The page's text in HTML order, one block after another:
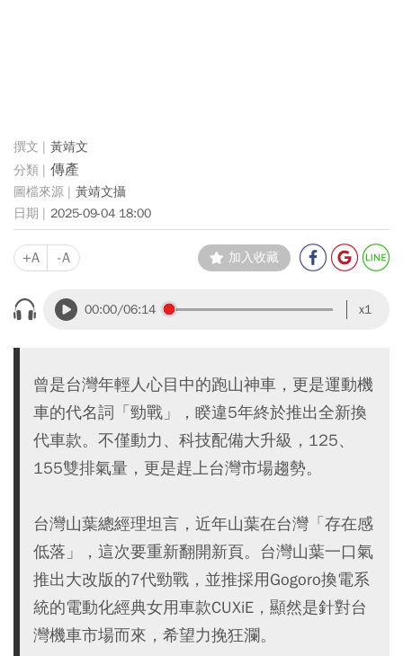
黃靖文
傳產
黃靖文攝
2025-09-04 18:00
+A -A 加入收藏
00:00/06:14 x1
曾是台灣年輕人心目中的跑山神車，更是運動機
車的代名詞「勁戰」，睽違5年終於推出全新換
代車款。不僅動力、科技配備大升級，125、
155雙排氣量，更是趕上台灣市場趨勢。
台灣山葉總經理坦言，近年山葉在台灣「存在感
低落」，這次要重新翻開新頁。台灣山葉一口氣
推出大改版的7代勁戰，並推採用Gogoro換電系
統的電動化經典女用車款CUXiE，顯然是針對台
灣機車市場而來，希望力挽狂瀾。